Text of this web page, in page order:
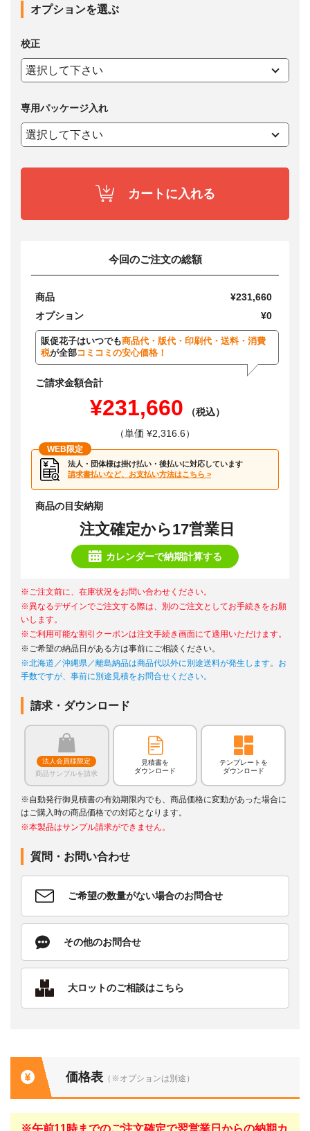
オプションを選ぶ
校正
専用パッケージ入れ
カートに入れる
今回のご注文の総額
商品
¥231,660
オプション
¥0
販促花子はいつでも商品代・版代・印刷代・送料・消費
税が全部コミコミの安心価格！
ご請求金額合計
¥231,660
（税込）
（単価 ¥2,316.6）
WEB限定
法人・団体様は掛け払い・後払いに対応しています
請求書払いなど、お支払い方法はこちら >
商品の目安納期
注文確定から17営業日
カレンダーで納期計算する
※ご注文前に、在庫状況をお問い合わせください。
※異なるデザインでご注文する際は、別のご注文としてお手続きをお願
いします。
※ご利用可能な割引クーポンは注文手続き画面にて適用いただけます。
※ご希望の納品日がある方は事前にご相談ください。
※北海道／沖縄県／離島納品は商品代以外に別途送料が発生します。お
手数ですが、事前に別途見積をお問合せください。
請求・ダウンロード
法人会員様限定
商品サンプルを請求
見積書を
ダウンロード
テンプレートを
ダウンロード
※自動発行御見積書の有効期限内でも、商品価格に変動があった場合に
はご購入時の商品価格での対応となります。
※本製品はサンプル請求ができません。
質問・お問い合わせ
ご希望の数量がない場合のお問合せ
その他のお問合せ
大ロットのご相談はこちら
価格表 （※オプションは別途）
※午前11時までのご注文確定で翌営業日からの納期カ